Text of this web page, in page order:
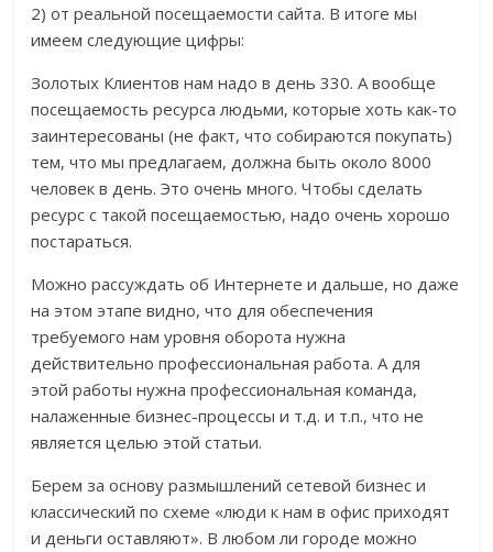
2) от реальной посещаемости сайта. В итоге мы
имеем следующие цифры:
Золотых Клиентов нам надо в день 330. А вообще
посещаемость ресурса людьми, которые хоть как-то
заинтересованы (не факт, что собираются покупать)
тем, что мы предлагаем, должна быть около 8000
человек в день. Это очень много. Чтобы сделать
ресурс с такой посещаемостью, надо очень хорошо
постараться.
Можно рассуждать об Интернете и дальше, но даже
на этом этапе видно, что для обеспечения
требуемого нам уровня оборота нужна
действительно профессиональная работа. А для
этой работы нужна профессиональная команда,
налаженные бизнес-процессы и т.д. и т.п., что не
является целью этой статьи.
Берем за основу размышлений сетевой бизнес и
классический по схеме «люди к нам в офис приходят
и деньги оставляют». В любом ли городе можно